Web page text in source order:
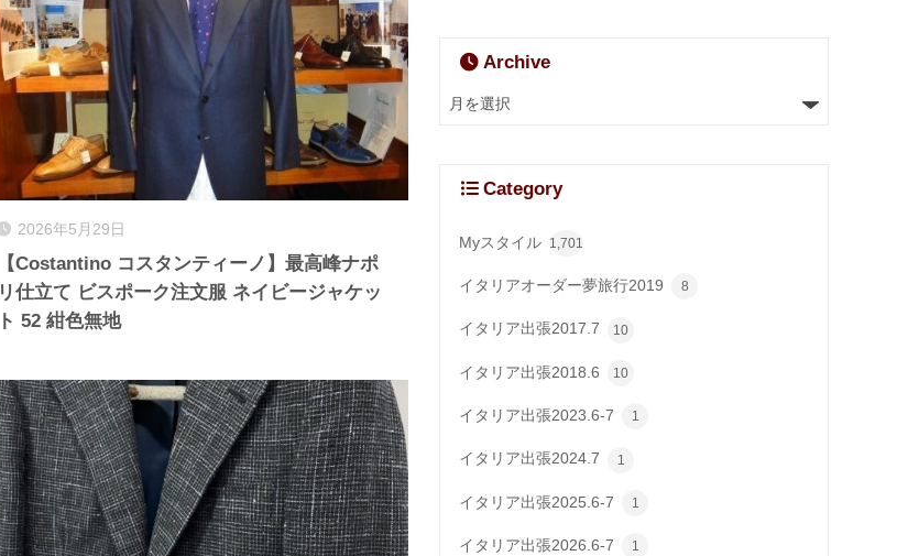
2026年5月29日
【Costantino コスタンティーノ】最高峰ナポ
リ仕立て ビスポーク注文服 ネイビージャケッ
ト 52 紺色無地
Archive
Category
Myスタイル 1,701
イタリアオーダー夢旅行2019 8
イタリア出張2017.7 10
イタリア出張2018.6 10
イタリア出張2023.6-7 1
イタリア出張2024.7 1
イタリア出張2025.6-7 1
イタリア出張2026.6-7 1